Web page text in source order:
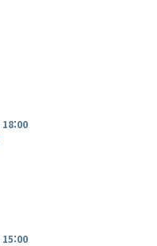
18:00
15:00